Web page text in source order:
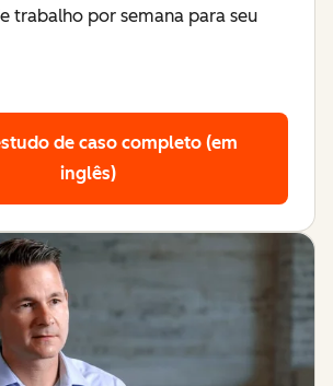
trabalho por semana para seu
de caso completo (em
inglês)